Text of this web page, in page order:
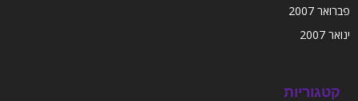
פברואר 2007
ינואר 2007
קטגוריות